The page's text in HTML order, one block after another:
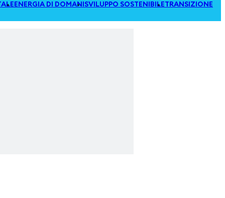
ENERGIA DI DOMANI SVILUPPO SOSTENIBILETRANSIZIONE